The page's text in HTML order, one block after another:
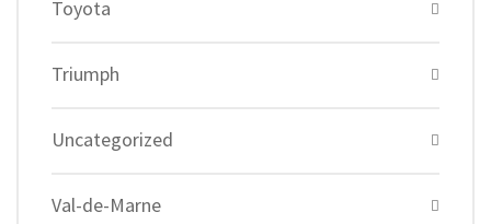
Toyota
Triumph
Uncategorized
Val-de-Marne